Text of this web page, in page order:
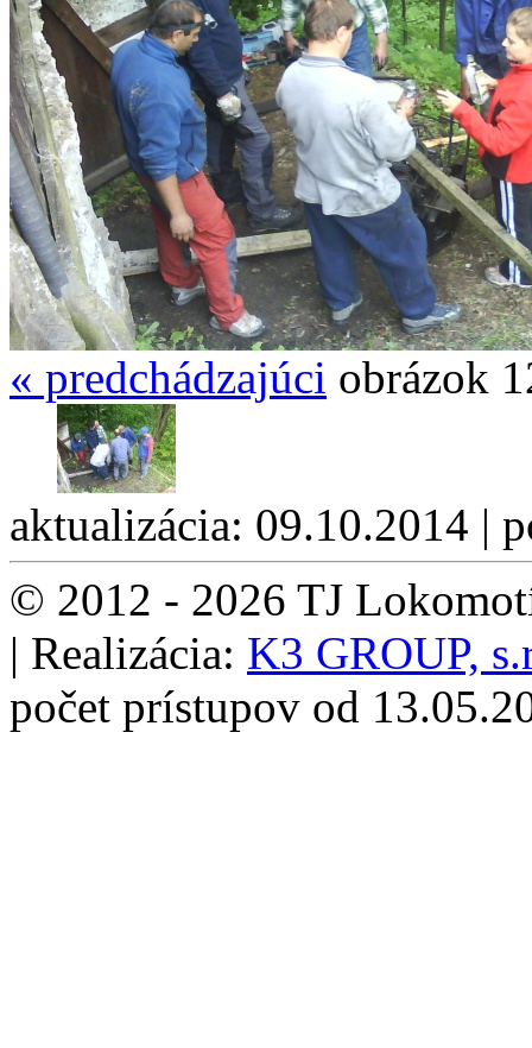
« predchádzajúci obrázok
aktualizácia: 09.10.2014 |
© 2012 - 2026 TJ
| Realizácia: K3 GROUP,
počet prístupov od